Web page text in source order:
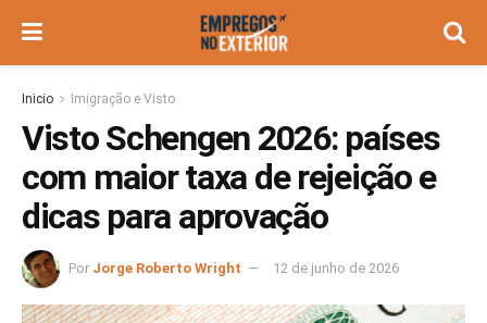
Inicio Imigração e Visto
Visto Schengen 2026: países
com maior taxa de rejeição e
dicas para aprovação
Por Jorge Roberto Wright 12 de junho de 2026